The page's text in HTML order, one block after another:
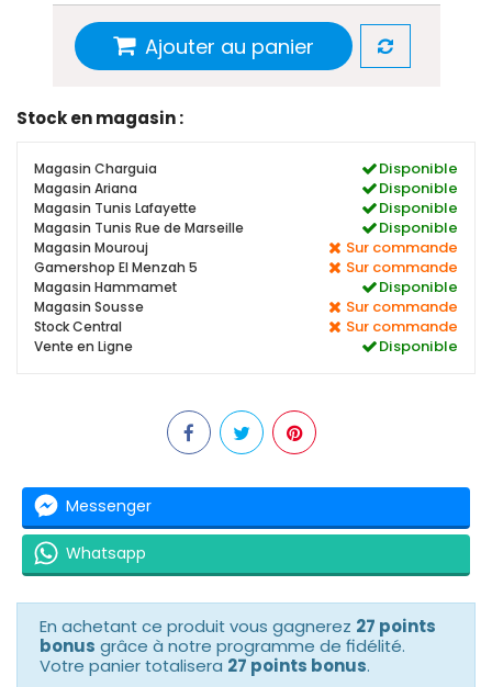
Ajouter au panier
Stock en magasin :
Magasin Charguia Disponible
Magasin Ariana Disponible
Magasin Tunis Lafayette Disponible
Magasin Tunis Rue de Marseille Disponible
Magasin Mourouj Sur commande
Gamershop El Menzah 5 Sur commande
Magasin Hammamet Disponible
Magasin Sousse Sur commande
Stock Central Sur commande
Vente en Ligne Disponible
Messenger
Whatsapp
En achetant ce produit vous gagnerez 27 points
bonus grâce à notre programme de fidélité.
Votre panier totalisera 27 points bonus.